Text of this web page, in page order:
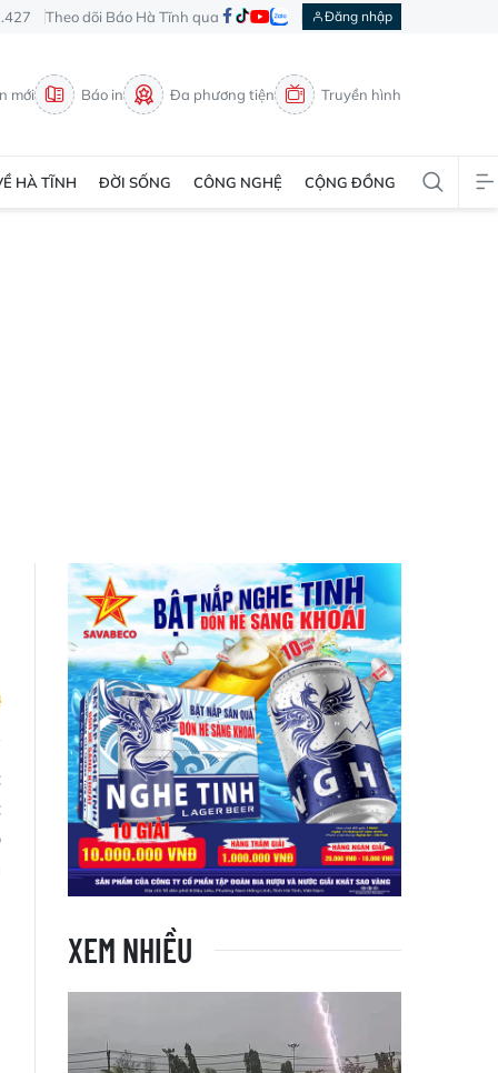
Theo dõi Báo Hà Tĩnh qua Đăng nhập
mới Báo in Đa phương tiện Truyền hình
HÀ TĨNH ĐỜI SỐNG CÔNG NGHỆ CỘNG ĐỒNG
XEM NHIỀU